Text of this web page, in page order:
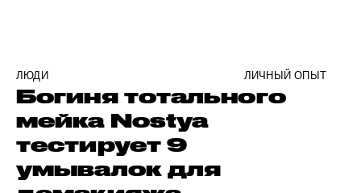
ЛЮДИ ЛИЧНЫЙ ОПЫТ
Богиня тотального
мейка Nostya
тестирует 9
умывалок для